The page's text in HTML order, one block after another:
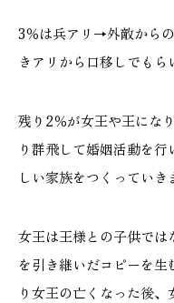
3％は兵アリ→外敵から
きアリから口移しでもら
残り2％が女王や王にな
り群飛して婚姻活動を
しい家族をつくっていき
女王は王様との子供では
を引き継いだコピーを
り女王の亡くなった後